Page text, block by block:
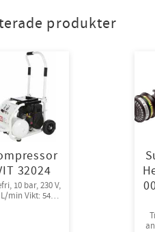
produkter
32024
10 bar, 230 V,
min Vikt: 54kg,